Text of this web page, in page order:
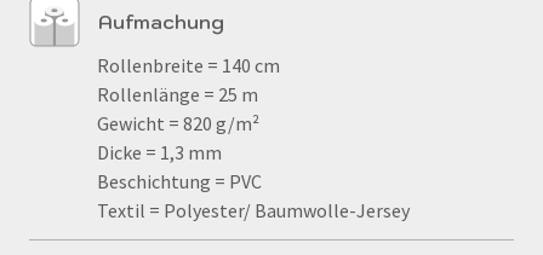
Aufmachung
Rollenbreite = 140 cm
Rollenlänge = 25 m
Gewicht = 820 g/m²
Dicke = 1,3 mm
Beschichtung = PVC
Textil = Polyester/ Baumwolle-Jersey